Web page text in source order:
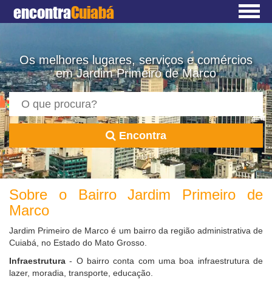
encontraCuiabá
Os melhores lugares, serviços e comércios
em Jardim Primeiro de Marco
Encontra
Sobre o Bairro Jardim Primeiro de
Marco
Jardim Primeiro de Marco é um bairro da região administrativa de
Cuiabá, no Estado do Mato Grosso.
Infraestrutura - O bairro conta com uma boa infraestrutura de
lazer, moradia, transporte, educação.